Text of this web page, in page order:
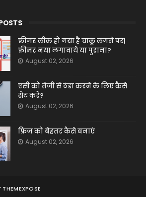
फ्रीज़र लीक हो गया है चाकू लगने पर|
फ्रीज़र नया लगावाये या पुराना?
August 02, 2026
एसी को तेजी से ठंडा करने के लिए कैसे
सेट करें?
August 02, 2026
फ्रिज को बेहतर कैसे बनाएं
August 02, 2026
THEMEXPOSE